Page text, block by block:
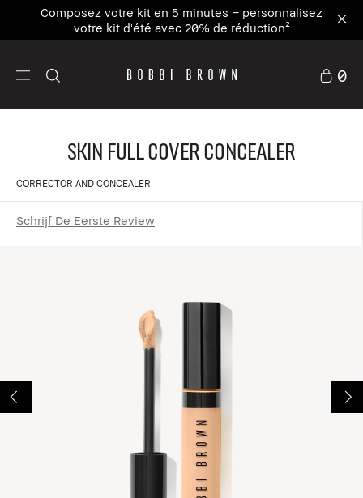
Inscrivez-vous à notre newsletter et profitez de
-15% sur votre première commande avec le code
WELCOME15⁴
0
Skin Full Cover Concealer
CORRECTOR AND CONCEALER
Schrijf De Eerste Review